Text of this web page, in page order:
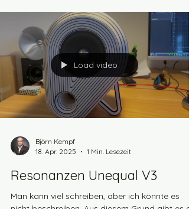
gut und sieht auch toll aus. " schreibt Michelle
zur Unequal V3 in Kombination mit dem PYB
Streamer. Die Unequal kommt hier "mono" zum
Einsatz. Der PYB-Streamer wurde dazu auf den
Monobetrieb umgestellt und der DSP hat ein
dazu passendes Setup erhalten.
Load video
18. Apr. 2025
1 Min. Lesezeit
Resonanzen Unequal V3